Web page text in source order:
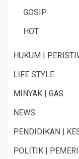
GOSIP
HOT
HUKUM |
LIFE STYLE
MINYAK | GAS
NEWS
PENDIDIKAN |
POLITIK |